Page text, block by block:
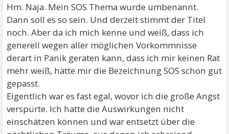
Hm. Naja. Mein SOS Thema wurde umbenannt.
Dann soll es so sein. Und derzeit stimmt der Titel
noch. Aber da ich mich kenne und weiß, dass ich
generell wegen aller möglichen Vorkommnisse
derart in Panik geraten kann, dass ich mir keinen Rat
mehr weiß, hätte mir die Bezeichnung SOS schon gut
gepasst.
Eigentlich war es fast egal, wovor ich die große Angst
verspürte. Ich hatte die Auswirkungen nicht
einschätzen können und war entsetzt über die